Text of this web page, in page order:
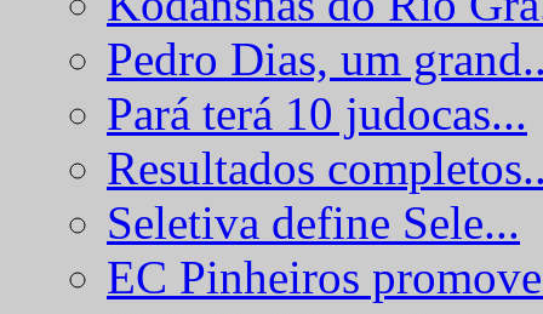
Pedro Dias, um
Pará terá 10 judocas...
Resultados
Seletiva define Sele...
EC Pinheiros